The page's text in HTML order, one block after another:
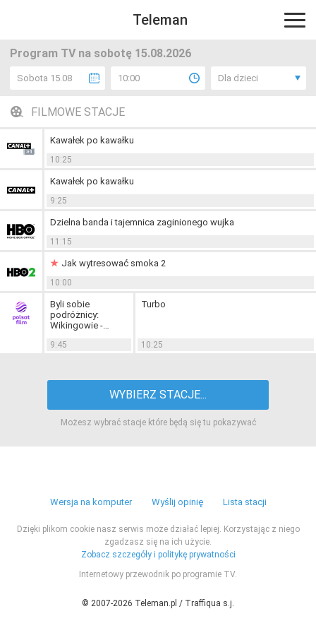
Teleman
Program TV na sobotę 15.08.2026
Sobota 15.08 10:00 Dla dzieci
FILMOWE STACJE
Kawałek po kawałku
10:25
Kawałek po kawałku
9:25
Dzielna banda i tajemnica zaginionego wujka
11:15
Jak wytresować smoka 2
10:00
Byli sobie
podróżnicy:
Wikingowie -
(3)
9:45
Turbo
10:25
WYBIERZ STACJE...
Możesz wybrać stacje które będą się tu pokazywać
Wersja na komputer Wyślij opinię Lista stacji
Dzięki plikom cookie nasz serwis może działać lepiej. Korzystając z niego
zgadzasz się na ich użycie.
Zobacz szczegóły i politykę prywatności
Internetowy przewodnik po programie TV.
© 2007-2026 Teleman.pl / Traffiqua s.j.